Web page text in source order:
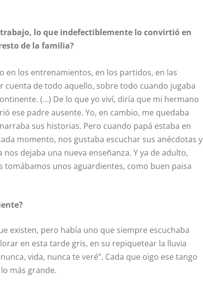
lo que indefectiblemente lo convirtió en
de la familia?
en los entrenamientos, en los partidos, en las
de todo aquello, sobre todo cuando jugaba
(…) De lo que yo viví, diría que mi hermano
ese padre ausente. Yo, en cambio, me quedaba
sus historias. Pero cuando papá estaba en
momento, nos gustaba escuchar sus anécdotas y
dejaba una nueva enseñanza. Y ya de adulto,
tomábamos unos aguardientes, como buen paisa
existen, pero había uno que siempre escuchaba
en esta tarde gris, en su repiquetear la lluvia
vida, nunca te veré”. Cada que oigo ese tango
más grande.